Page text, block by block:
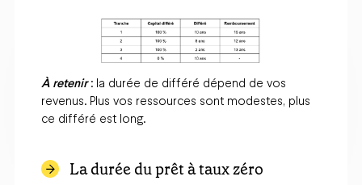
À retenir: la durée de différé dépend de vos
revenus. Plus vos ressources sont modestes, plus
ce différé est long.
La durée du prêt à taux zéro